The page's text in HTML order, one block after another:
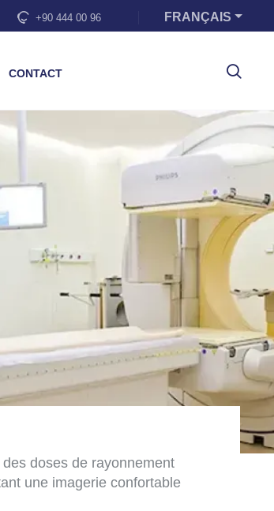
+90 444 00 96 FRANÇAIS
CONTACT
doses de rayonnement
une imagerie confortable